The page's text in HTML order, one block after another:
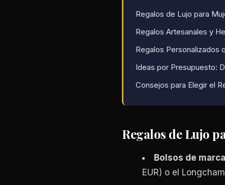
Regalos de Lujo para
Regalos Artesanales y
Regalos Personalizados
Ideas por Presupuesto:
Consejos para Elegir el
Regalos de Lujo
Bolsos de
EUR) o el